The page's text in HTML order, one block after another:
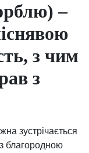
–
з чим
з
зустрічається
з благородною